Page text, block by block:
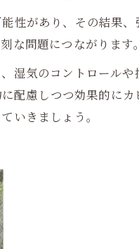
性があり、その結果
な問題につながります。
湿気のコントロール
配慮しつつ効果的に
いきましょう。